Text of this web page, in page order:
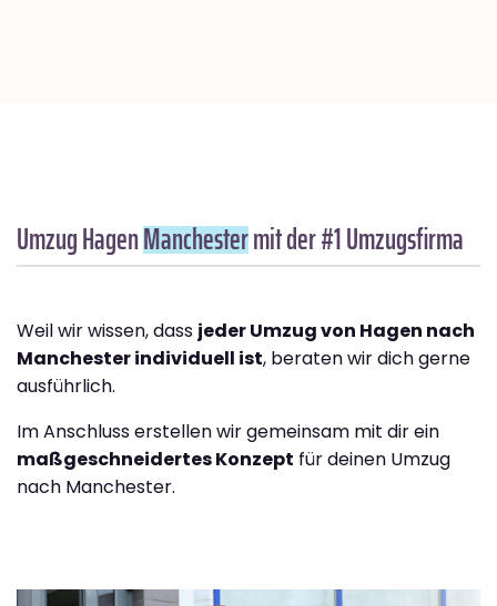
Umzug HagenManchestermit der #1 Umzugsfirma
Weil wir wissen, dass jeder Umzug von Hagen nach
Manchester individuell ist, beraten wir dich gerne
ausführlich.
Im Anschluss erstellen wir gemeinsam mit dir ein
maßgeschneidertes Konzept für deinen Umzug
nach Manchester.